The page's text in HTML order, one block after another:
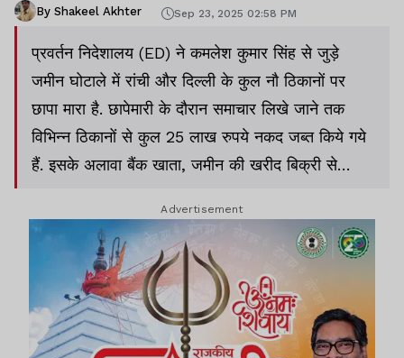
By Shakeel Akhter Sep 23, 2025 02:58 PM
प्रवर्तन निदेशालय (ED) ने कमलेश कुमार सिंह से जुड़े
जमीन घोटाले में रांची और दिल्ली के कुल नौ ठिकानों पर
छापा मारा है. छापेमारी के दौरान समाचार लिखे जाने तक
विभिन्न ठिकानों से कुल 25 लाख रुपये नकद जब्त किये गये
हैं. इसके अलावा बैंक खाता, जमीन की खरीद बिक्री से
इससे पहले कमलेश कुमार सिंह सहित अन्य के खिलाफ ईडी
आरोप पत्र (Prosecution Sanction) दायर कर चुका
Advertisement